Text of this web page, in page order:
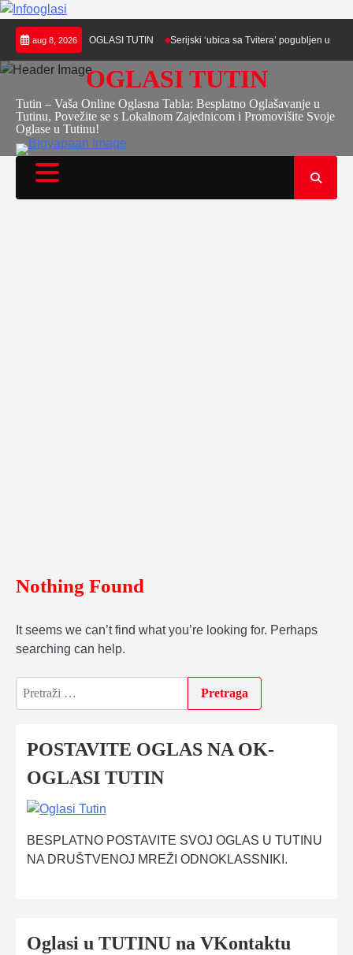
Skip
content
aug 8, 2026
u Tutinu – OGLASI TUTIN Serijski ‘ubica sa Tvitera’ pogubljen u Japanu –
OGLASI TUTIN
Tutin – Vaša Online Oglasna Tabla: Besplatno Oglašavanje u
Tutinu, Povežite se s Lokalnom Zajednicom i Promovišite Svoje
Oglase u Tutinu!
Nothing Found
It seems we can’t find what you’re looking for. Perhaps
searching can help.
Pretraga:
POSTAVITE OGLAS NA OK-
OGLASI TUTIN
BESPLATNO POSTAVITE SVOJ OGLAS U TUTINU
NA DRUŠTVENOJ MREŽI ODNOKLASSNIKI.
Oglasi u TUTINU na VKontaktu